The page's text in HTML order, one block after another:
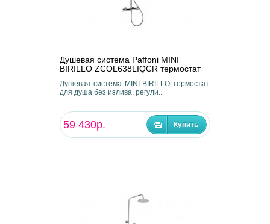
Душевая система Paffoni MINI
BIRILLO ZCOL638LIQCR термостат
Душевая система MINI BIRILLO термостат.
для душа без излива, регули..
59 430р.